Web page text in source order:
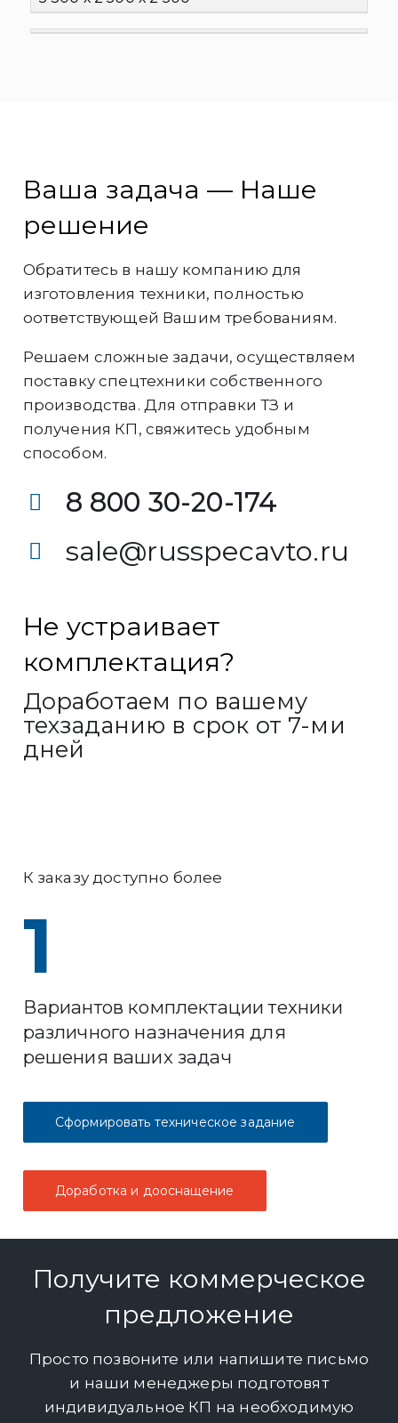
Ваша задача — Наше
решение
Обратитесь в нашу компанию для
изготовления техники, полностью
оответствующей Вашим требованиям.
Решаем сложные задачи, осуществляем
поставку спецтехники собственного
производства. Для отправки ТЗ и
получения КП, свяжитесь удобным
способом.
8 800 30-20-174
sale@russpecavto.ru
Не устраивает
комплектация?
Доработаем по вашему
техзаданию в срок от 7-ми
дней
К заказу доступно более
1
Вариантов комплектации техники
различного назначения для
решения ваших задач
Сформировать техническое задание
Доработка и дооснащение
Получите коммерческое
предложение
Просто позвоните или напишите письмо
и наши менеджеры подготовят
индивидуальное КП на необходимую